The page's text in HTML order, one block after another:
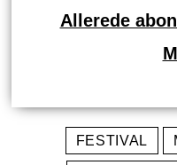
Allerede
FESTIVAL